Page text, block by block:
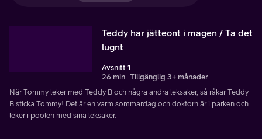
Teddy har jätteont i magen / Ta det
lugnt
Avsnitt 1
26 min Tillgänglig 3+ månader
När Tommy leker med Teddy B och några andra leksaker, så råkar Teddy
B sticka Tommy! Det är en varm sommardag och doktorn är i parken och
leker i poolen med sina leksaker.